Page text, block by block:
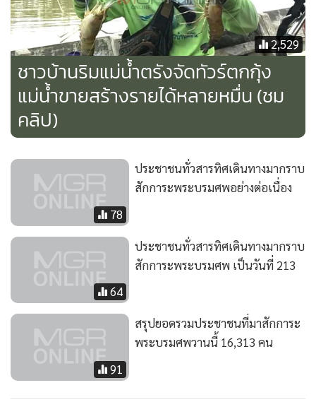
2,529
ชาวบ้านริมแม่น้ำตรังจัดทัวร์ตกกุ้ง
แม่น้ำขายสร้างรายได้หลายหมื่น (ชม
คลิป)
78
ประชาชนทั่วสารทิศเดินทางมากราบ
สักการะพระบรมศพอย่างต่อเนื่อง
64
ประชาชนทั่วสารทิศเดินทางมากราบ
สักการะพระบรมศพ เป็นวันที่ 213
91
สรุปยอดรวมประชาชนที่มาสักการะ
พระบรมศพวานนี้ 16,313 คน